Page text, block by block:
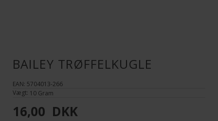
BAILEY TRØFFELKUGLE
EAN: 5704013-266
Vægt: 10 Gram
16,00 DKK